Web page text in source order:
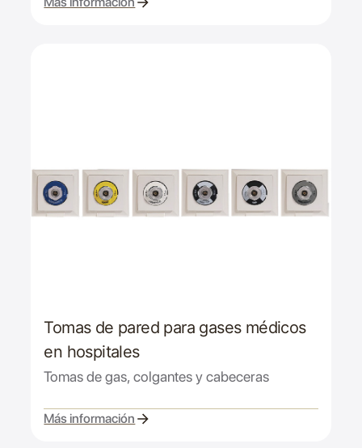
Tomas de pared para gases médicos
en hospitales
Tomas de gas, colgantes y cabeceras
Más información